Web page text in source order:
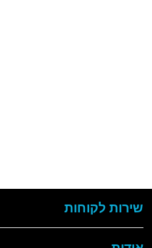
שירות לקוחות